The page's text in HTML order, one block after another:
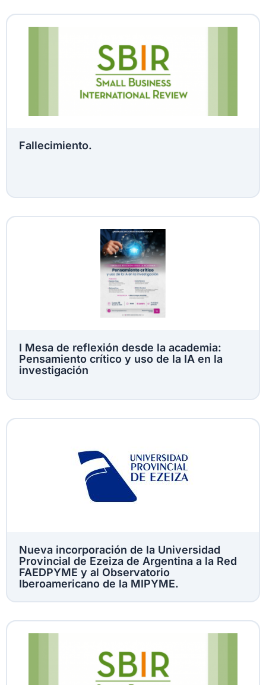
Fallecimiento.
I Mesa de reflexión desde la academia:
Pensamiento crítico y uso de la IA en la
investigación
Nueva incorporación de la Universidad
Provincial de Ezeiza de Argentina a la Red
FAEDPYME y al Observatorio
Iberoamericano de la MIPYME.